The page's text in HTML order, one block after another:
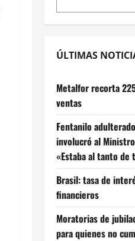
ÚLTIMAS
Metalfor recorta
ventas
Fentanilo
involucró al
«Estaba al tanto de
Brasil: tasa de
financieros
Moratorias de
para quienes no